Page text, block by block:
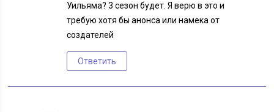
Уильяма? 3 сезон будет. Я верю в это и
требую хотя бы анонса или намека от
создателей
Ответить